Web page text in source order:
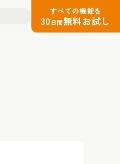
すべての機能を
30 日間無料お試し